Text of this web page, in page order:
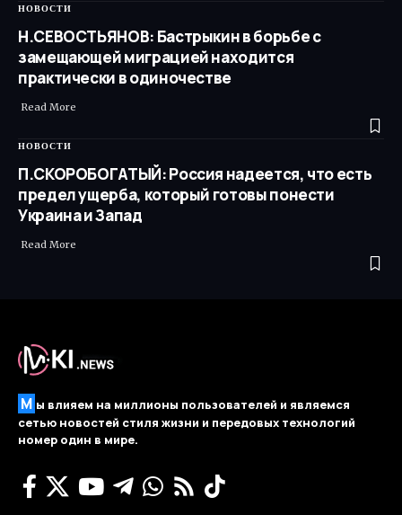
НОВОСТИ
Н.СЕВОСТЬЯНОВ: Бастрыкин в борьбе с
замещающей миграцией находится
практически в одиночестве
Read More ​
НОВОСТИ
П.СКОРОБОГАТЫЙ: Россия надеется, что есть
предел ущерба, который готовы понести
Украина и Запад
Read More ​
М ы влияем на миллионы пользователей и являемся
сетью новостей стиля жизни и передовых технологий
номер один в мире.